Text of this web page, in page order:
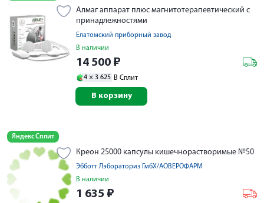
Алмаг аппарат плюс магнитотерапевтический с
принадлежностями
Елатомский приборный завод
В наличии
14 500 ₽
4 × 3 625 В Сплит
В корзину
Яндекс Сплит
Креон 25000 капсулы кишечнорастворимые №50
Эбботт Лэбораториз ГмбХ/АОВЕРОФАРМ
В наличии
1 635 ₽